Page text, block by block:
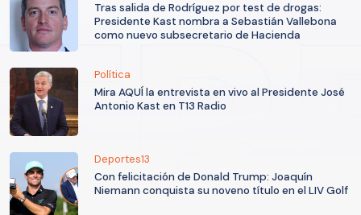
Tras salida de Rodríguez por test de drogas:
Presidente Kast nombra a Sebastián Vallebona
como nuevo subsecretario de Hacienda
Política
Mira AQUÍ la entrevista en vivo al Presidente José
Antonio Kast en T13 Radio
Deportes13
Con felicitación de Donald Trump: Joaquín
Niemann conquista su noveno título en el LIV Golf